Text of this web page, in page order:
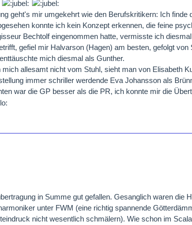
geht's mir umgekehrt wie den Berufskritikern: Ich
konnte ich kein Konzept erkennen, die feine
Bechtolf eingenommen hatte, vermisste ich
gefiel mir Halvarson (Hagen) am besten, gefolgt
mich diesmal als Gunther.
allesamt nicht vom Stuhl, sieht man von Elisabeth
immer schriller werdende Eva Johansson als
war die GP besser als die PR, ich konnte mir die
in Summe gut gefallen. Gesanglich waren die
unter FWM (eine richtig spannende
nicht wesentlich schmälern). Wie schon im